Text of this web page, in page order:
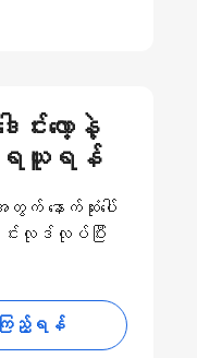
င်းလော့နဲ့
းရယူရန်
နောက်ဆုံးပေါ်
ါင်းလုဒ်လုပ်ပြီး
ကြည့်ရန်